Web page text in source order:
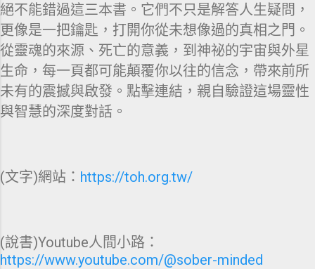
絕不能錯過這三本書。它們不只是解答人生疑問，
更像是一把鑰匙，打開你從未想像過的真相之門。
從靈魂的來源、死亡的意義，到神祕的宇宙與外星
生命，每一頁都可能顛覆你以往的信念，帶來前所
未有的震撼與啟發。點擊連結，親自驗證這場靈性
與智慧的深度對話。
(文字)網站： https://toh.org.tw/
(說書)Youtube人間小路：
https://www.youtube.com/@sober-minded